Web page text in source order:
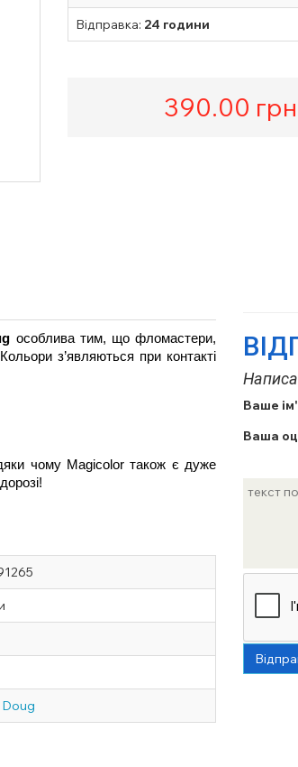
Відправка: 24 години
390.00
особлива тим, що фломастери,
з’являються при контакті
чому Magicolor також є дуже
Doug
Ваше
Ваша